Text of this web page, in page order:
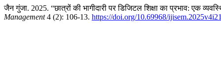
जैन गुंजा. 2025. “छात्रों की भागीदारी पर डिजिटल शिक्षा का प्रभाव: एक
Management4 (2): 106-13. https://doi.org/10.69968/